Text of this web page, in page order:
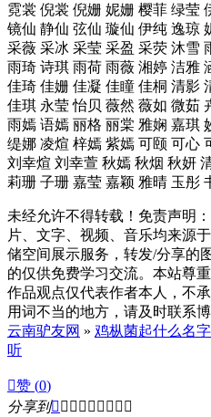
霓裳 倪裳 倪姗 妮姗 樱菲 绿莹
镜仙 静仙 弦仙 璇仙 伊纯 逸琼
采薇 采冰 采莹 采盈 采荧 沐雪
雨琦 诗琪 雨荷 雨薇 湘婷 洁雅
佳琦 佳姗 佳凝 佳瞳 佳桐 清影
佳琪 永莹 怡贝 薇然 薇如 微茹
雨嫣 语嫣 丽格 丽棠 雅娴 嘉琪
缇娜 凌煊 梓嫣 紫嫣 可颐 可心
刘幸煊 刘幸萱 秋嫣 秋烟 秋妍
莉珊 子珊 嘉莹 嘉颖 雅晴 玉彤
未经允许不得转载！免责声明
片、文字、视频、音乐均来源
储空间展示服务，转发/分享的
的仅供免费学习交流。本站尊
作品观点仅代表作者本人，不
用词不当的地方，请及时联系
云南驴友网 » 鸡枞菌起什么名
听
赞 (0)
分享到        